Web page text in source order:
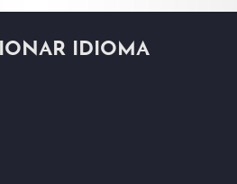
IDIOMA